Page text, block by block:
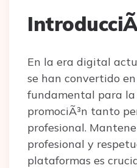
En la era digital
se han convertido
fundamental para la
promociÃ³n tanto
profesional.
profesional y
plataformas es